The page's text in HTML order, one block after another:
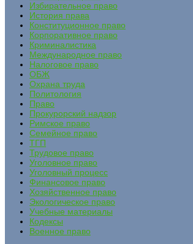
Избирательное право
История права
Конституционное право
Корпоративное право
Криминалистика
Международное право
Налоговое право
ОБЖ
Охрана труда
Политология
Право
Прокурорский надзор
Римское право
Семейное право
ТГП
Трудовое право
Уголовное право
Уголовный процесс
Финансовое право
Хозяйственное право
Экологическое право
Учебные материалы
Кодексы
Военное право